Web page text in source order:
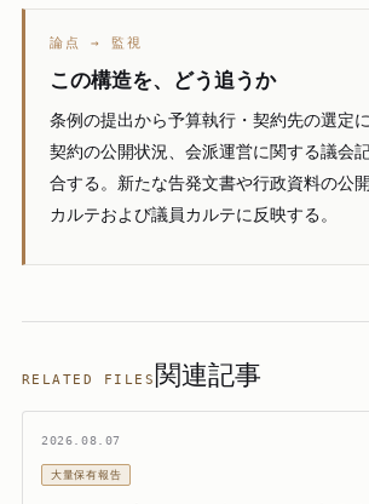
論点 → 監視
この構造を、どう追うか
条例の提出から予算執行・契約先の選定
契約の公開状況、会派運営に関する議会
合する。新たな告発文書や行政資料の公
カルテおよび議員カルテに反映する。
RELATED FILES 関連記事
2026.08.07
大量保有報告